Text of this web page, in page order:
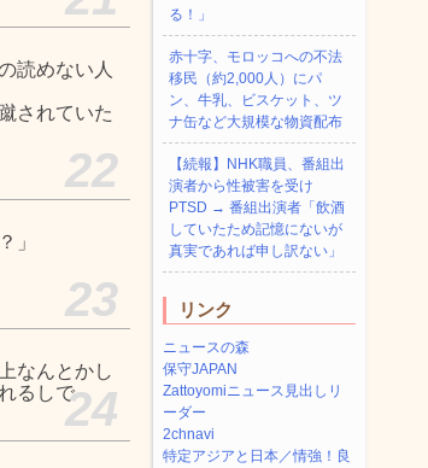
読めない人
されていた
22
」
23
なんとかし
るしで24
る！」
赤十字、モロッコへの不法
移民（約2,000人）にパ
ン、牛乳、ビスケット、ツ
ナ缶など大規模な物資配布
【続報】NHK職員、番組出
演者から性被害を受け
PTSD → 番組出演者「飲酒
していたため記憶にないが
真実であれば申し訳ない」
リンク
ニュースの森
保守JAPAN
Zattoyomiニュース見出しリ
ーダー
2chnavi
特定アジアと日本／情強！良